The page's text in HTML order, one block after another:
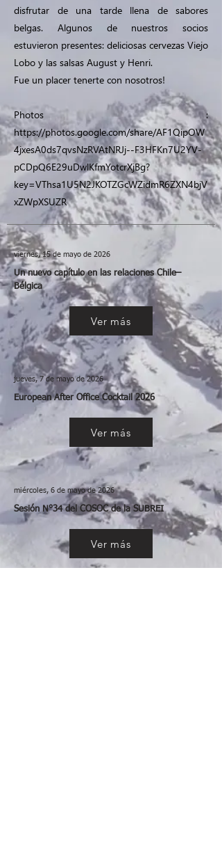
disfrutar de una tarde llena de sabores
belgas. Algunos de nuestros socios
estuvieron presentes: deliciosas cervezas Viejo
Lobo y las salsas August y Henri.
Fue un placer tenerte con nosotros!
Photos :
https://photos.google.com/share/AF1QipOW
4jxesA0ds7qvsNzRVAtNRJj--F3HFKn7U2YV-
pCDpQ6E29uDwlKfmYotcrXjBg?
key=VThsa1U5N2JKOTZGcWZidmR6ZXN4bjV
xZWpXSUZR
viernes, 15 de mayo de 2026
Un nuevo capítulo en las relaciones Chile–
Bélgica
Ver más
jueves, 7 de mayo de 2026
European After Office Cocktail 2026
Ver más
miércoles, 6 de mayo de 2026
Sesión N°34 del COSOC de la SUBREI
Ver más